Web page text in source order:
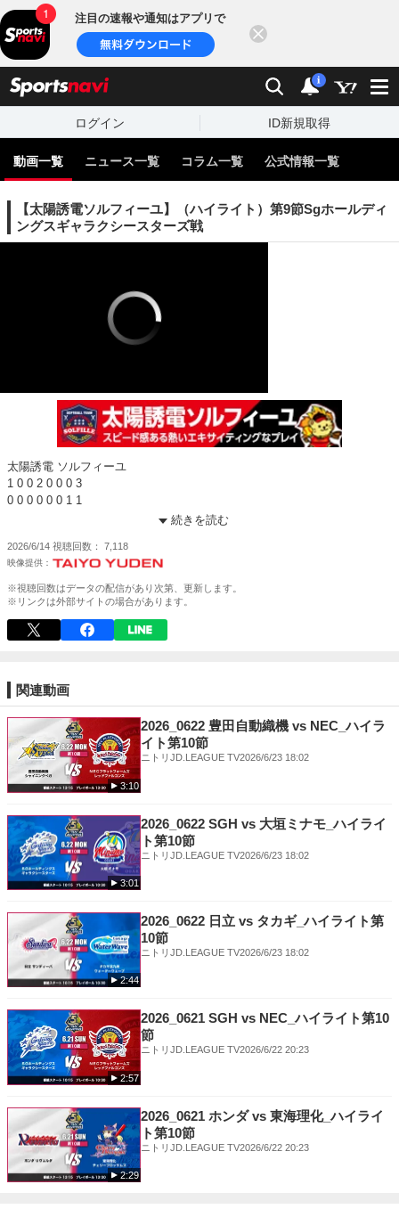
注目の速報や通知はアプリで
検索 通知
i
ログイン ID新規取得
動画一覧 ニュース一覧 コラム一覧 公式情報一覧
【太陽誘電ソルフィーユ】（ハイライト）第9節Sgホールディ
ングスギャラクシースターズ戦
太陽誘電 ソルフィーユ
1 0 0 2 0 0 0 3
0 0 0 0 0 0 1 1
SGホールディングス ギャラクシースターズ
(SG)永井・サンダーコック-麻生・吉田
本塁打:上林(太)・二見(SG)、3塁打:高(太)、2塁打:日比野(太)・小西(SG)
続きを読む
2026/6/14 視聴回数 7,118
※視聴回数はデータの配信があり次第、更新します。
※リンクは外部サイトの場合があります。
関連動画
3:10
2026_0622 豊田自動織機 vs NEC_ハイラ
イト第10節
ニトリJD.LEAGUE TV2026/6/23 18:02
3:01
2026_0622 SGH vs 大垣ミナモ_ハイライ
ト第10節
ニトリJD.LEAGUE TV2026/6/23 18:02
2:44
2026_0622 日立 vs タカギ_ハイライト第
10節
ニトリJD.LEAGUE TV2026/6/23 18:02
2:57
2026_0621 SGH vs NEC_ハイライト第10
節
ニトリJD.LEAGUE TV2026/6/22 20:23
2:29
2026_0621 ホンダ vs 東海理化_ハイライ
ト第10節
ニトリJD.LEAGUE TV2026/6/22 20:23